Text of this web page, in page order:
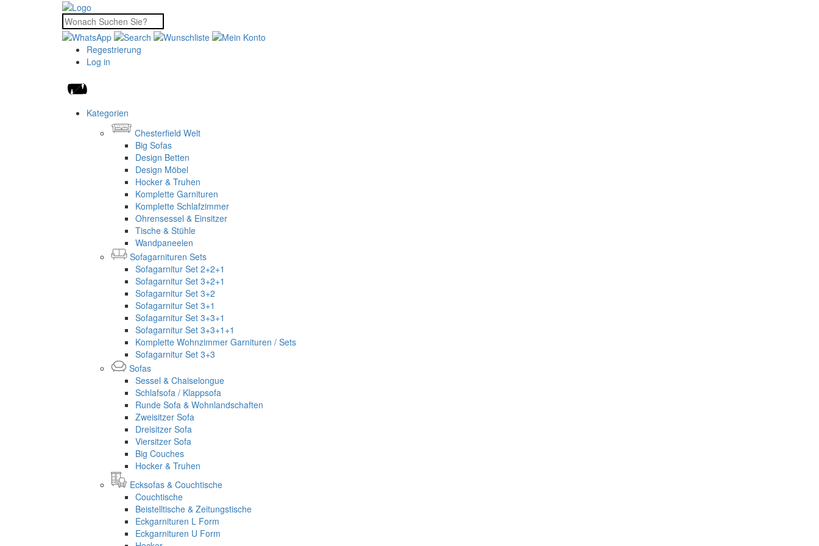
Regestrierung
Log in
Kategorien
Chesterfield Welt
Big Sofas
Design Betten
Design Möbel
Hocker & Truhen
Komplette Garnituren
Komplette Schlafzimmer
Ohrensessel & Einsitzer
Tische & Stühle
Wandpaneelen
Sofagarnituren Sets
Sofagarnitur Set 2+2+1
Sofagarnitur Set 3+2+1
Sofagarnitur Set 3+2
Sofagarnitur Set 3+1
Sofagarnitur Set 3+3+1
Sofagarnitur Set 3+3+1+1
Komplette Wohnzimmer Garnituren / Sets
Sofagarnitur Set 3+3
Sofas
Sessel & Chaiselongue
Schlafsofa / Klappsofa
Runde Sofa & Wohnlandschaften
Zweisitzer Sofa
Dreisitzer Sofa
Viersitzer Sofa
Big Couches
Hocker & Truhen
Ecksofas & Couchtische
Couchtische
Beistelltische & Zeitungstische
Eckgarnituren L Form
Eckgarnituren U Form